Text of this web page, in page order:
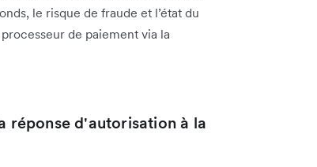
le risque de fraude et l’état du
de paiement via la
réponse d'autorisation à la